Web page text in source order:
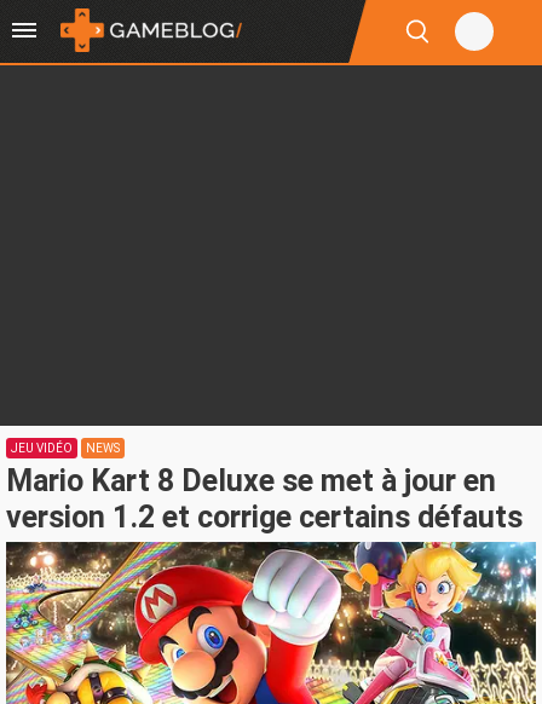
JEU VIDÉO NEWS
Mario Kart 8 Deluxe se met à jour en
version 1.2 et corrige certains défauts